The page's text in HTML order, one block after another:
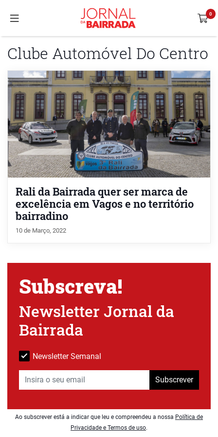
Clube Automóvel Do Centro
Rali da Bairrada quer ser marca de
excelência em Vagos e no território
bairradino
10 de Março, 2022
Subscreva!
Newsletter Jornal da
Bairrada
Newsletter Semanal
Subscrever
Ao subscrever está a indicar que leu e compreendeu a nossa Política de
Privacidade e Termos de uso.